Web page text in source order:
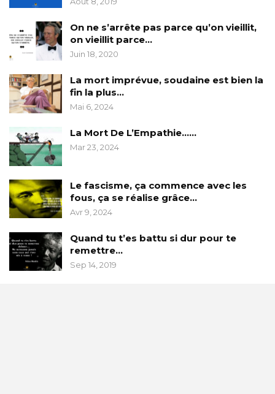
On ne s’arrête pas parce qu’on vieillit,
on vieillit parce…
Juin 18, 2020
La mort imprévue, soudaine est bien la
fin la plus…
Mai 6, 2024
La Mort De L’Empathie……
Mar 23, 2024
Le fascisme, ça commence avec les
fous, ça se réalise grâce…
Avr 9, 2024
Quand tu t’es battu si dur pour te
remettre…
Sep 14, 2019